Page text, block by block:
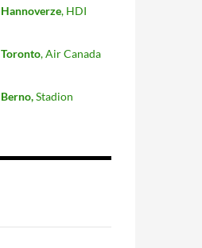
Hannoverze, HDI
Toronto, Air Canada
Berno,Stadion